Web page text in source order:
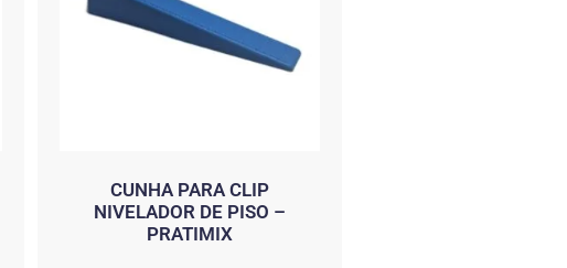
CUNHA PARA CLIP
NIVELADOR DE PISO –
PRATIMIX